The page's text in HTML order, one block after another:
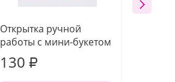
Открытка ручной
работы с мини-букетом
130 ₽